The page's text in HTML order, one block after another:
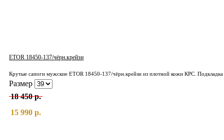
ETOR 18450-137/чёрн.крейзи
Крутые сапоги мужские ETOR 18450-137/чёрн.крейзи из плотной кожи КРС.
Размер
18 450 р.
15 990 р.